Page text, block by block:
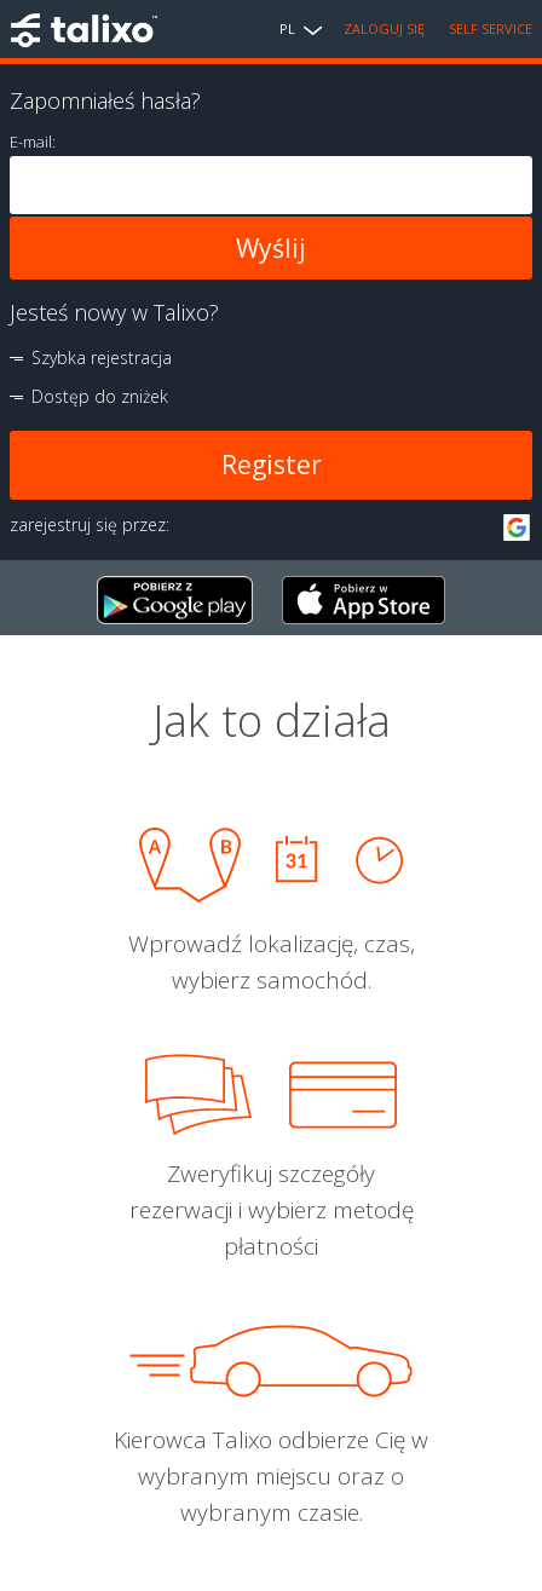
PL ZALOGUJ SIĘ SELF SERVICE
Zapomniałeś hasła?
E-mail:
Jesteś nowy w Talixo?
Szybka rejestracja
Dostęp do zniżek
Register
zarejestruj się przez:
Jak to działa
Wprowadź lokalizację, czas,
wybierz samochód.
Zweryfikuj szczegóły
rezerwacji i wybierz metodę
płatności
Kierowca Talixo odbierze Cię w
wybranym miejscu oraz o
wybranym czasie.